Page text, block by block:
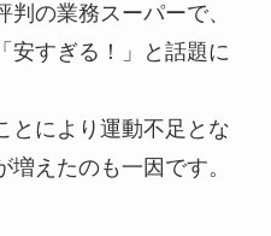
の業務スーパーで、
安すぎる！」と話題に
とにより運動不足とな
えたのも一因です。